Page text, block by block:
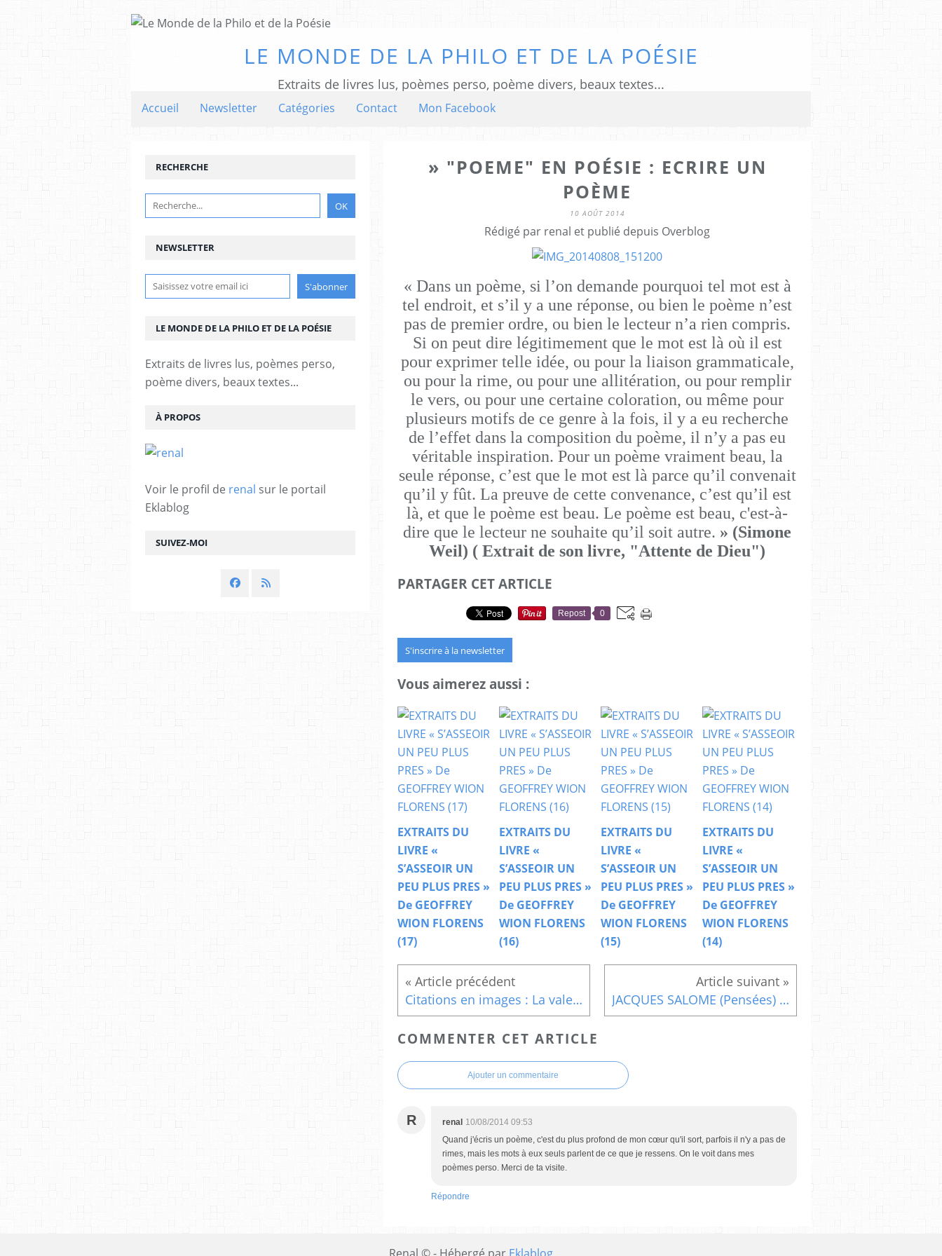
LE MONDE DE LA PHILO ET DE LA POÉSIE
Extraits de livres lus, poèmes perso, poème divers, beaux textes...
Accueil Newsletter Catégories Contact Mon Facebook
» "POEME" EN POÉSIE : ECRIRE UN
POÈME
10 AOÛT 2014
Rédigé par renal et publié depuis Overblog
« Dans un poème, si l’on demande pourquoi tel mot est à
tel endroit, et s’il y a une réponse, ou bien le poème n’est
pas de premier ordre, ou bien le lecteur n’a rien compris.
Si on peut dire légitimement que le mot est là où il est
pour exprimer telle idée, ou pour la liaison grammaticale,
ou pour la rime, ou pour une allitération, ou pour remplir
le vers, ou pour une certaine coloration, ou même pour
plusieurs motifs de ce genre à la fois, il y a eu recherche
de l’effet dans la composition du poème, il n’y a pas eu
véritable inspiration. Pour un poème vraiment beau, la
seule réponse, c’est que le mot est là parce qu’il convenait
qu’il y fût. La preuve de cette convenance, c’est qu’il est
là, et que le poème est beau. Le poème est beau, c'est-à-
dire que le lecteur ne souhaite qu’il soit autre. » (Simone
Weil) ( Extrait de son livre, "Attente de Dieu")
PARTAGER CET ARTICLE
Repost 0
S'inscrire à la newsletter
Vous aimerez aussi :
EXTRAITS DU
LIVRE «
S’ASSEOIR UN
PEU PLUS PRES »
De GEOFFREY
WION FLORENS
(17)
EXTRAITS DU
LIVRE «
S’ASSEOIR UN
PEU PLUS PRES »
De GEOFFREY
WION FLORENS
(16)
EXTRAITS DU
LIVRE «
S’ASSEOIR UN
PEU PLUS PRES »
De GEOFFREY
WION FLORENS
(15)
EXTRAITS DU
LIVRE «
S’ASSEOIR UN
PEU PLUS PRES »
De GEOFFREY
WION FLORENS
(14)
Citations en images : La valeur de la vie.... JACQUES SALOME (Pensées) (23)
COMMENTER CET ARTICLE
Ajouter un commentaire
R renal 10/08/2014 09:53
Quand j'écris un poème, c'est du plus profond de mon cœur qu'il sort, parfois il n'y a pas de
rimes, mais les mots à eux seuls parlent de ce que je ressens. On le voit dans mes
poèmes perso. Merci de ta visite.
Répondre
NEWSLETTER
SUIVEZ-MOI
RECHERCHE
LE MONDE DE LA PHILO ET DE LA POÉSIE
Extraits de livres lus, poèmes perso,
poème divers, beaux textes...
À PROPOS
Voir le profil de renal sur le portail
Eklablog
Renal © - Hébergé par Eklablog